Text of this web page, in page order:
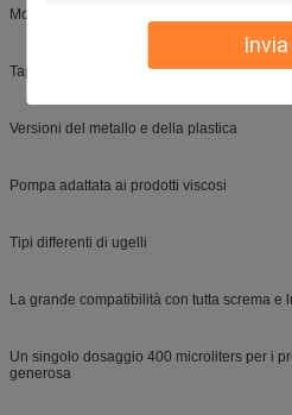
Invia
Molto piacevole usare
Tappo di protezione
Versioni del metallo e della plastica
Pompa adattata ai prodotti viscosi
Tipi differenti di ugelli
La grande compatibilità con tutta screma e
Un singolo dosaggio 400 microliters per i
generosa